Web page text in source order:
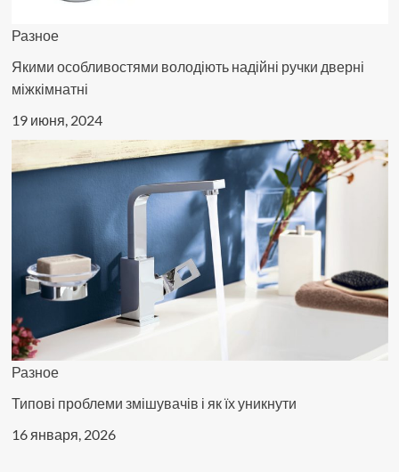
Разное
Якими особливостями володіють надійні ручки дверні
міжкімнатні
19 июня, 2024
Разное
Типові проблеми змішувачів і як їх уникнути
16 января, 2026